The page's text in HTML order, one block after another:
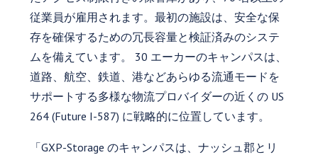
従業員が雇用されます。最初の施設は、安全な保
存を確保するための冗長容量と検証済みのシステ
ムを備えています。 30 エーカーのキャンパスは、
道路、航空、鉄道、港などあらゆる流通モードを
サポートする多様な物流プロバイダーの近くの US
264 (Future I-587) に戦略的に位置しています。
「GXP-Storage のキャンパスは、ナッシュ郡とリ